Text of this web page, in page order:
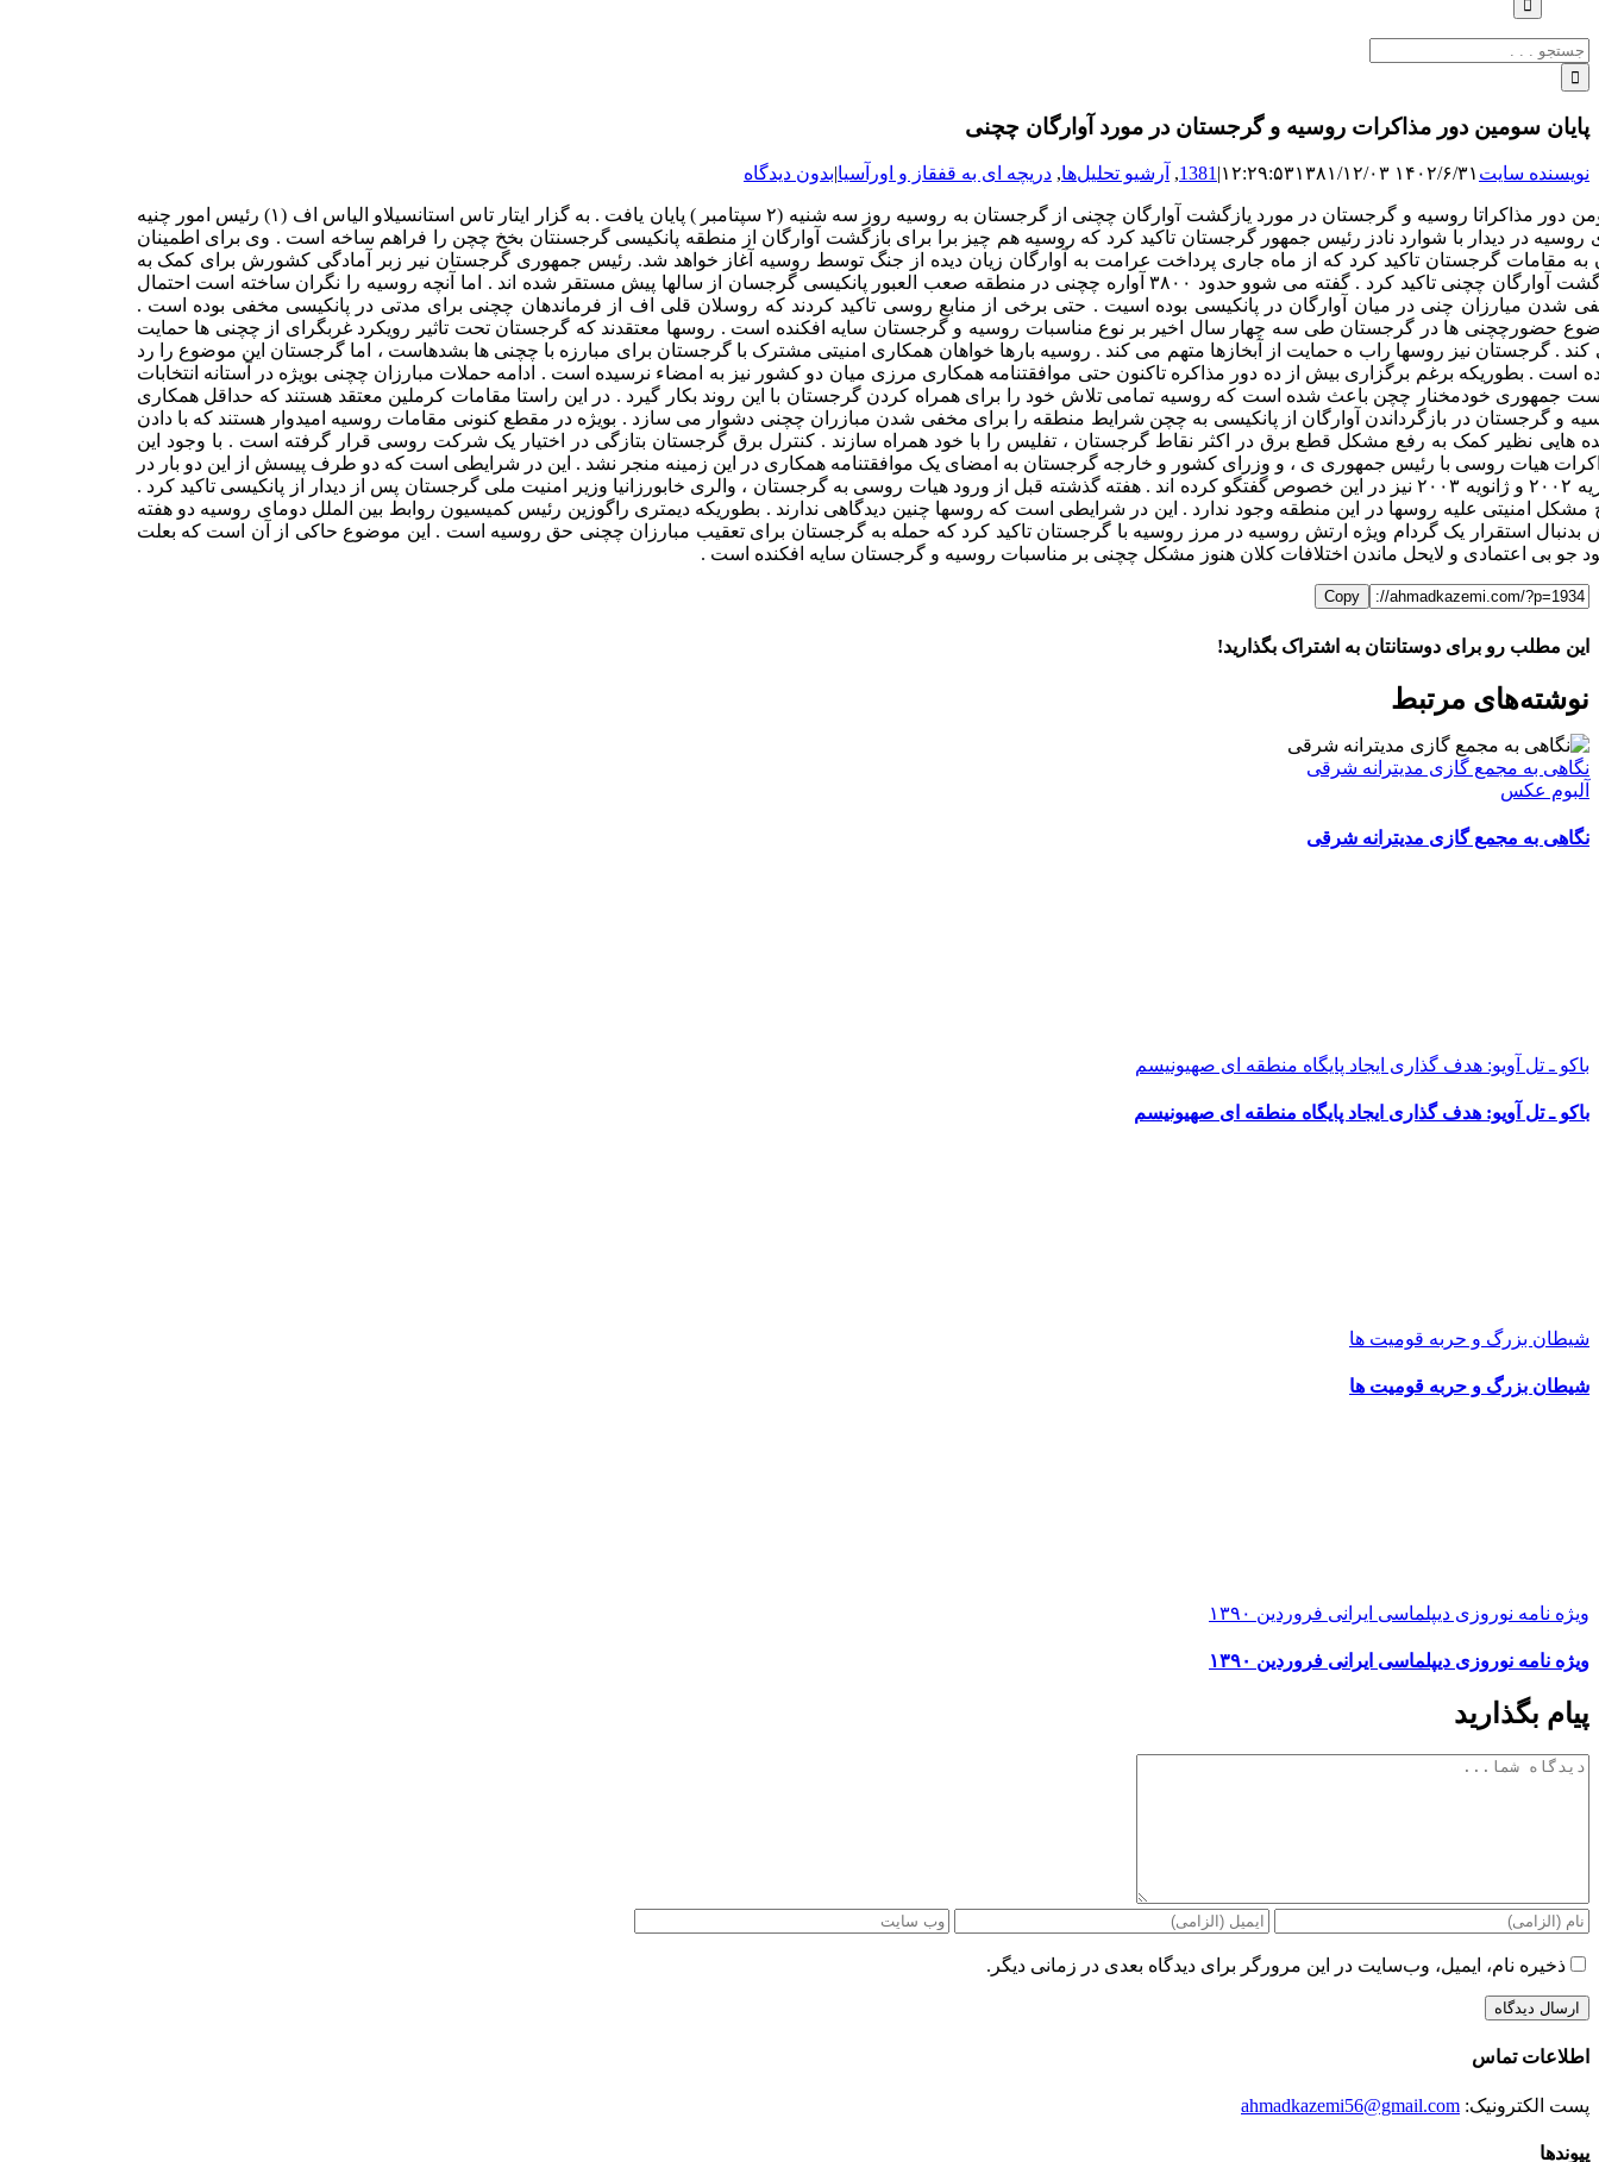
جستجو
برای:
پایان سومین دور مذاکرات روسیه و گرجستان در مورد آوارگان چچنی
نویسنده سایت ۱۴۰۲/۶/۳۱ ۱۲:۲۹:۵۳ ۱۳۸۱/۱۲/۰۳ |
1381
, آرشیو تحلیل‌ها, دریچه ای به قفقاز و اورآسیا|بدون دیدگاه
سومن دور مذاکراتا روسیه و گرجستان در مورد یازگشت آوارگان چچنی از گرجستان به روسیه روز سه شنیه (۲ سپتامبر ) پایان یافت . به گزار ایتار تاس استانسیلاو الیاس اف (۱) رئیس امور چنیه
روسیه در دیدار با شوارد نادز رئیس جمهور گرجستان تاکید کرد که روسیه هم چیز برا برای بازگشت آوارگان از منطقه پانکیسی گرجسنتان بخخ چچن را فراهم ساخه است . وی برای اطمینان
به مقامات گرجستان تاکید کرد که از ماه جاری پرداخت عرامت به آوارگان زیان دیده از جنگ توسط روسیه آغاز خواهد شد. رئیس جمهوری گرجستان نیر زبر آمادگی کشورش برای کمک به
بازگشت آوارگان چچنی تاکید کرد . گفته می شوو حدود ۳۸۰۰ آواره چچنی در منطقه صعب العبور پانکیسی گرجسان از سالها پیش مستقر شده اند . اما آنچه روسیه را نگران ساخته است احتمال
شدن میارزان چنی در میان آوارگان در پانکیسی بوده اسیت . حتی برخی از منابع روسی تاکید کردند که روسلان قلی اف از فرماندهان چچنی برای مدتی در پانکیسی مخفی بوده است .
حضورچچنی ها در گرجستان طی سه چهار سال اخیر بر نوع مناسبات روسیه و گرجستان سایه افکنده است . روسها معتقدند که گرجستان تحت تاثیر رویکرد غربگرای از چچنی ها حمایت
. گرجستان نیز روسها راب ه حمایت از آبخازها متهم می کند . روسیه بارها خواهان همکاری امنیتی مشترک با گرجستان برای مبارزه با چچنی ها بشدهاست ، اما گرجستان این موضوع را رد
است . بطوریکه برغم برگزاری بیش از ده دور مذاکره تاکنون حتی موافقتنامه همکاری مرزی میان دو کشور نیز به امضاء نرسیده است . ادامه حملات مبارزان چچنی بویژه در آستانه انتخابات
جمهوری خودمخنار چچن باعث شده است که روسیه تمامی تلاش خود را برای همراه کردن گرجستان با این روند بکار گیرد . در این راستا مقامات کرملین معتقد هستند که حداقل همکاری
و گرجستان در بازگرداندن آوارگان از پانکیسی به چچن شرایط منطقه را برای مخفی شدن مبازران چچنی دشوار می سازد . بویژه در مقطع کنونی مقامات روسیه امیدوار هستند که با دادن
هایی نظیر کمک به رفع مشکل قطع برق در اکثر نقاط گرجستان ، تفلیس را با خود همراه سازند . کنترل برق گرجستان بتازگی در اختیار یک شرکت روسی قرار گرفته است . با وجود این
هیات روسی با رئیس جمهوری ی ، و وزرای کشور و خارجه گرجستان به امضای یک موافقتنامه همکاری در این زمینه منجر نشد . این در شرایطی است که دو طرف پیسش از این دو بار در
فوریه ۲۰۰۲ و ژانویه ۲۰۰۳ نیز در این خصوص گفتگو کرده اند . هفته گذشته قبل از ورود هیات روسی به گرجستان ، والری خابورزانیا وزیر امنیت ملی گرجستان پس از دیدار از پانکیسی تاکید کرد .
مشکل امنیتی علیه روسها در این منطقه وجود ندارد . این در شرایطی است که روسها چنین دیدگاهی ندارند . بطوریکه دیمتری راگوزین رئیس کمیسیون روابط بین الملل دومای روسیه دو هفته
بدنبال استقرار یک گردام ویژه ارتش روسیه در مرز روسیه با گرجستان تاکید کرد که حمله به گرجستان برای تعقیب مبارزان چچنی حق روسیه است . این موضوع حاکی از آن است که بعلت
جو بی اعتمادی و لایحل ماندن اختلافات کلان هنوز مشکل چچنی بر مناسبات روسیه و گرجستان سایه افکنده است .
Copy
این مطلب رو برای دوستانتان به اشتراک بگذارید!
FacebookX
LinkedIn
WhatsApp
Telegram
ایمیل
نوشته‌‌های مرتبط
نگاهی به مجمع گازی مدیترانه شرقی
آلبوم عکس
نگاهی به مجمع گازی مدیترانه شرقی
باکو ـ تل آویو: هدف گذاری ایجاد پایگاه منطقه ای صهیونیسم
باکو ـ تل آویو: هدف گذاری ایجاد پایگاه منطقه ای صهیونیسم
شیطان بزرگ و حربه قومیت ها
شیطان بزرگ و حربه قومیت ها
ویژه نامه نوروزی دیپلماسی ایرانی فروردین ۱۳۹۰
ویژه نامه نوروزی دیپلماسی ایرانی فروردین ۱۳۹۰
پیام بگذارید
دیدگاه
ذخیره نام، ایمیل، وب‌سایت در این مرورگر برای دیدگاه بعدی در زمانی دیگر.
اطلاعات تماس
پست الکترونیک: ahmadkazemi56@gmail.com
پیوندها